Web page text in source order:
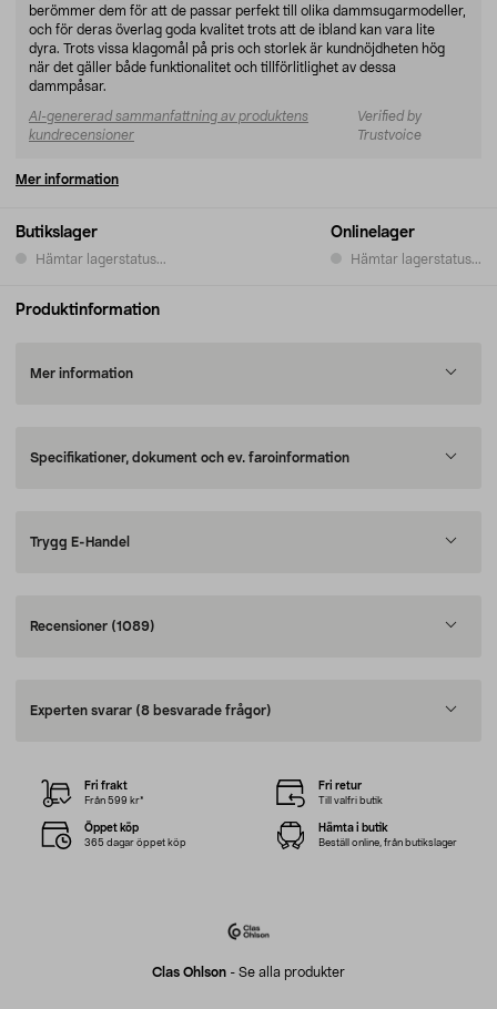
Butikslager
Hämtar lagerstatus...
Onlinelager
Hämtar lagerstatus...
berömmer dem för att de passar perfekt till olika dammsugarmodeller,
och för deras överlag goda kvalitet trots att de ibland kan vara lite
dyra. Trots vissa klagomål på pris och storlek är kundnöjdheten hög
när det gäller både funktionalitet och tillförlitlighet av dessa
dammpåsar.
AI-genererad sammanfattning av produktens
kundrecensioner
Verified by
Trustvoice
Mer information
Produktinformation
Mer information
Specifikationer, dokument och ev. faroinformation
Trygg E-Handel
Recensioner (1089)
Experten svarar (8 besvarade frågor)
Clas Ohlson - Se alla produkter
Fri frakt
Från 599 kr*
Fri retur
Till valfri butik
Öppet köp
365 dagar öppet köp
Hämta i butik
Beställ online, från butikslager